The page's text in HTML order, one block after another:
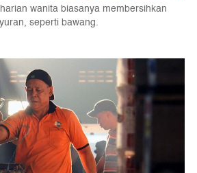
wanita biasanya membersihkan
seperti bawang.